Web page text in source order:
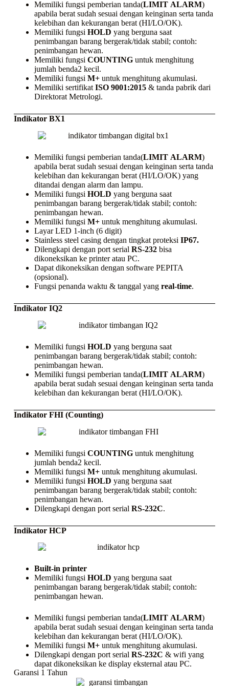
Memiliki fungsi pemberian tanda(LIMIT ALARM)
apabila berat sudah sesuai dengan keinginan serta tanda
kelebihan dan kekurangan berat (HI/LO/OK).
Memiliki fungsi HOLD yang berguna saat
penimbangan barang bergerak/tidak stabil; contoh:
penimbangan hewan.
Memiliki fungsi COUNTING untuk menghitung
jumlah benda2 kecil.
Memiliki fungsi M+ untuk menghitung akumulasi.
Memiliki sertifikat ISO 9001:2015& tanda pabrik dari
Direktorat Metrologi.
Indikator BX1
Memiliki fungsi pemberian tanda(LIMIT ALARM)
apabila berat sudah sesuai dengan keinginan serta tanda
kelebihan dan kekurangan berat (HI/LO/OK) yang
ditandai dengan alarm dan lampu.
Memiliki fungsi HOLD yang berguna saat
penimbangan barang bergerak/tidak stabil; contoh:
penimbangan hewan.
Memiliki fungsi M+ untuk menghitung akumulasi.
Layar LED 1-inch (6 digit)
Stainless steel casing dengan tingkat proteksi IP67.
Dilengkapi dengan port serial RS-232bisa
dikoneksikan ke printeratau PC.
Dapat dikoneksikan dengan software PEPITA
(opsional).
Fungsi penanda waktu & tanggal yang real-time.
Indikator IQ2
Memiliki fungsi HOLD yang berguna saat
penimbangan barang bergerak/tidak stabil; contoh:
penimbangan hewan.
Memiliki fungsi pemberian tanda(LIMIT ALARM)
apabila berat sudah sesuai dengan keinginan serta tanda
kelebihan dan kekurangan berat (HI/LO/OK).
Indikator FHI (Counting)
Memiliki fungsi COUNTING untuk menghitung
jumlah benda2 kecil.
Memiliki fungsi M+ untuk menghitung akumulasi.
Memiliki fungsi HOLD yang berguna saat
penimbangan barang bergerak/tidak stabil; contoh:
penimbangan hewan.
Dilengkapi dengan port serial RS-232C.
Indikator HCP
Built-in printer
Memiliki fungsi HOLD yang berguna saat
penimbangan barang bergerak/tidak stabil; contoh:
penimbangan hewan.
Memiliki fungsi pemberian tanda(LIMIT ALARM)
apabila berat sudah sesuai dengan keinginan serta tanda
kelebihan dan kekurangan berat (HI/LO/OK).
Memiliki fungsi M+ untuk menghitung akumulasi.
Dilengkapi dengan port serial RS-232C & wifi yang
dapat dikoneksikan ke display eksternal atau PC.
Garansi 1 Tahun